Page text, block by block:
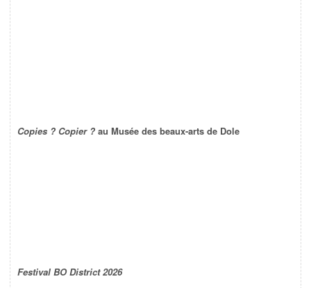
Copies ? Copier ? au Musée des beaux-arts de Dole
Festival BO District 2026